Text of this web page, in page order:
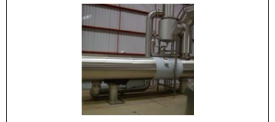
DE VASOS DE PRESSÃOA JPX Trocadores de
Calor - Equipamentos Industriais é uma excelente
fábrica de vasos pressão, oferecendo os
equipamentos para atender as necessidades de
indústrias químicas, petroquímicas, siderúrgicas,
alimentícias, farmacêuticas, entre outras. Entre as
principais funções de uma fábrica de vasos